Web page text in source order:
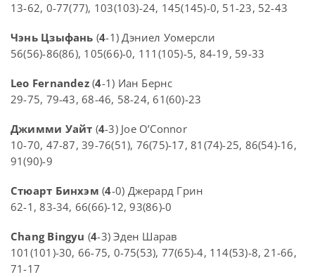
13-62, 0-77(77), 103(103)-24, 145(145)-0, 51-23, 52-43
Чэнь Цзыфань (4-1) Дэниел Уомерсли
56(56)-86(86), 105(66)-0, 111(105)-5, 84-19, 59-33
Leo Fernandez(4-1) Иан Бернс
29-75, 79-43, 68-46, 58-24, 61(60)-23
Джимми Уайт (4-3) Joe O’Connor
10-70, 47-87, 39-76(51), 76(75)-17, 81(74)-25, 86(54)-16,
91(90)-9
Стюарт Бинхэм (4-0) Джерард Грин
62-1, 83-34, 66(66)-12, 93(86)-0
Chang Bingyu (4-3) Эден Шарав
101(101)-30, 66-75, 0-75(53), 77(65)-4, 114(53)-8, 21-66,
71-17